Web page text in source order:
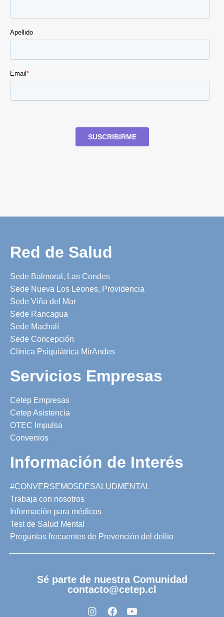
Red de Salud
Sede Balmoral, Las Condes
Sede Nueva Los Leones, Providencia
Sede Viña del Mar
Sede Rancagua
Sede Machalí
Sede Concepción
Clínica Psiquiátrica MirAndes
Servicios Empresas
Cetep Empresas
Cetep Asistencia
OTEC Impulsa
Convenios
Información de Interés
#CONVERSEMOSDESALUDMENTAL
Trabaja con nosotros
Información para médicos
Test de Salud Mental
Preguntas frecuentes de Prevención del delito
Sé parte de nuestra Comunidad
contacto@cetep.cl